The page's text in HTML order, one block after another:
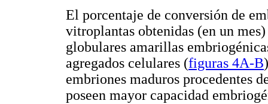
El porcentaje de conversión de
vitroplantas obtenidas (en un
globulares amarillas
agregados celulares (figuras 4A-B
embriones maduros procedentes
poseen mayor capacidad